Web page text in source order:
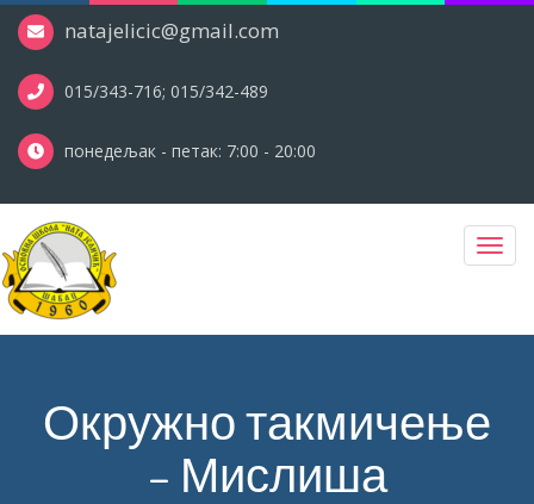
natajelicic@gmail.com
015/343-716; 015/342-489
понедељак - петак: 7:00 - 20:00
Окружно такмичење
– Мислиша